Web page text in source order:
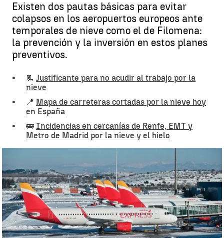
Existen dos pautas básicas para evitar
colapsos en los aeropuertos europeos ante
temporales de nieve como el de Filomena:
la prevención y la inversión en estos planes
preventivos.
📃 Justificante para no acudir al trabajo por la
nieve
📍 Mapa de carreteras cortadas por la nieve hoy
en España
🚌 Incidencias en cercanías de Renfe, EMT y
Metro de Madrid por la nieve y el hielo
está haciendo España? |
EFE
Antena 3 Noticias